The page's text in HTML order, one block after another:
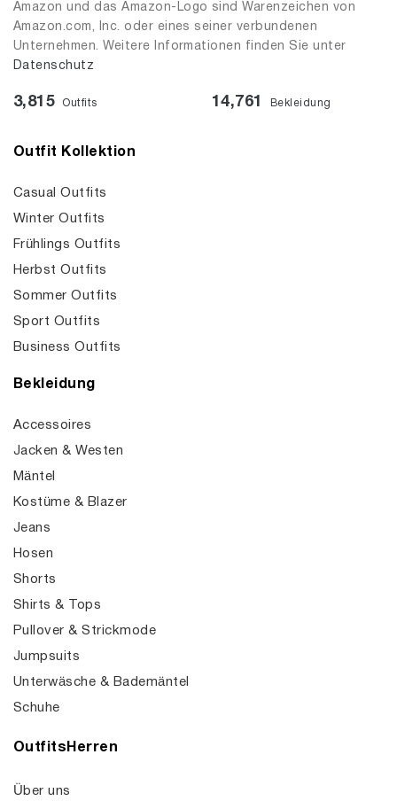
Amazon und das Amazon-Logo sind Warenzeichen von
Amazon.com, Inc. oder eines seiner verbundenen
Unternehmen. Weitere Informationen finden Sie unter
Datenschutz
3,815 Outfits 14,761 Bekleidung
Outfit Kollektion
Casual Outfits
Winter Outfits
Frühlings Outfits
Herbst Outfits
Sommer Outfits
Sport Outfits
Business Outfits
Bekleidung
Accessoires
Jacken & Westen
Mäntel
Kostüme & Blazer
Jeans
Hosen
Shorts
Shirts & Tops
Pullover & Strickmode
Jumpsuits
Unterwäsche & Bademäntel
Schuhe
OutfitsHerren
Über uns